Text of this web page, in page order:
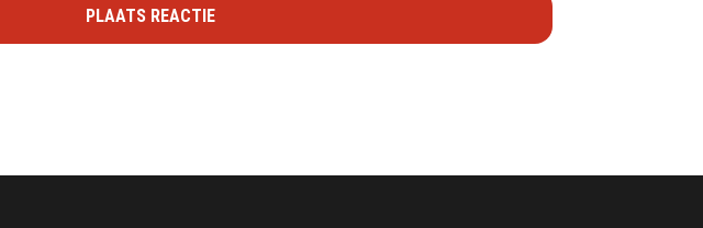
PLAATS REACTIE